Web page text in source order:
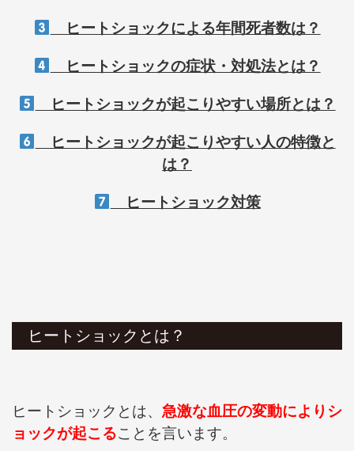
ヒートショックによる年間死者数は？
ヒートショックの症状・対処法とは？
ヒートショックが起こりやすい場所とは？
ヒートショックが起こりやすい人の特徴と
は？
ヒートショック対策
ヒートショックとは？
ヒートショックとは、 急激な血圧の変動によりシ
ョックが起こることを言います。